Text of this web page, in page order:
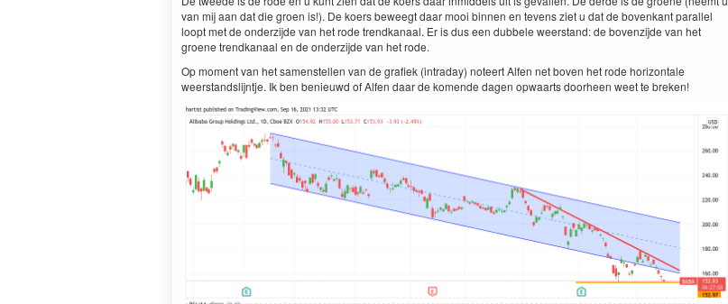
van mij aan dat die groen is!). De koers beweegt daar mooi binnen en tevens ziet u dat de bovenkant parallel
loopt met de onderzijde van het rode trendkanaal. Er is dus een dubbele weerstand: de bovenzijde van het
groene trendkanaal en de onderzijde van het rode.
Op moment van het samenstellen van de grafiek (intraday) noteert Alfen net boven het rode horizontale
weerstandslijntje. Ik ben benieuwd of Alfen daar de komende dagen opwaarts doorheen weet te breken!